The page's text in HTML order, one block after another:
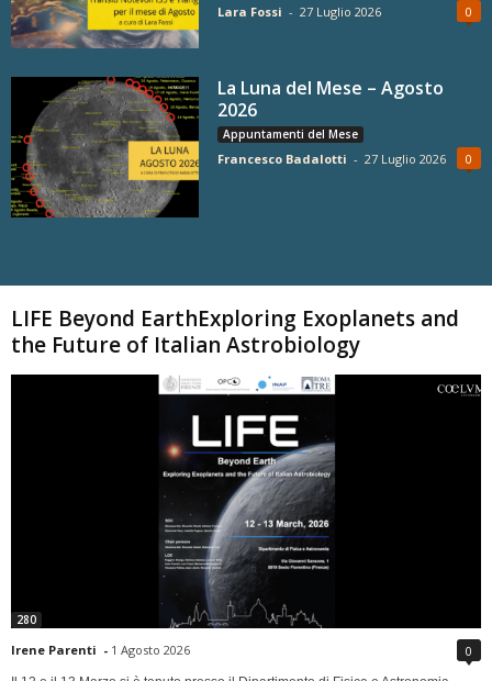
Lara Fossi - 27 Luglio 2026 0
La Luna del Mese – Agosto
2026
Appuntamenti del Mese
Francesco Badalotti - 27 Luglio 2026 0
LIFE Beyond EarthExploring Exoplanets and
the Future of Italian Astrobiology
280
Irene Parenti - 1 Agosto 2026 0